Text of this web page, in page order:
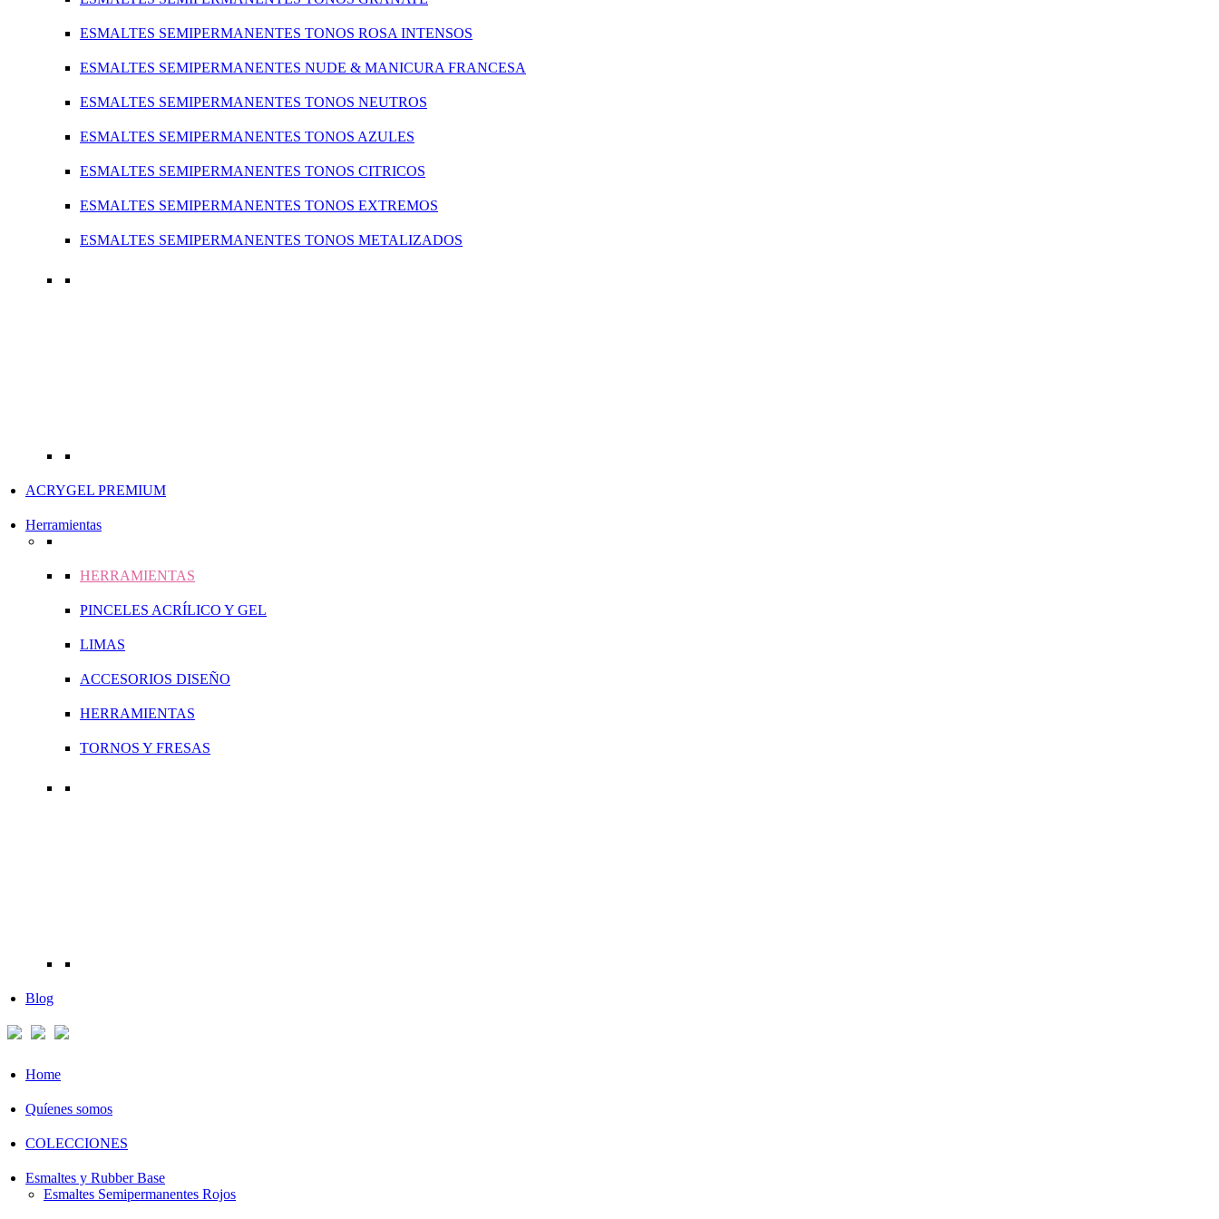
ESMALTES SEMIPERMANENTES TONOS ROSA INTENSOS
ESMALTES SEMIPERMANENTES NUDE & MANICURA FRANCESA
ESMALTES SEMIPERMANENTES TONOS NEUTROS
ESMALTES SEMIPERMANENTES TONOS AZULES
ESMALTES SEMIPERMANENTES TONOS CITRICOS
ESMALTES SEMIPERMANENTES TONOS EXTREMOS
ESMALTES SEMIPERMANENTES TONOS METALIZADOS
ACRYGEL PREMIUM
Herramientas
HERRAMIENTAS
PINCELES ACRÍLICO Y GEL
LIMAS
ACCESORIOS DISEÑO
HERRAMIENTAS
TORNOS Y FRESAS
Blog
Home
Quíenes somos
COLECCIONES
Esmaltes y Rubber Base
Esmaltes Semipermanentes Rojos